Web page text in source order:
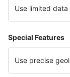
Santa
Tandil (TDL)
San Carlos